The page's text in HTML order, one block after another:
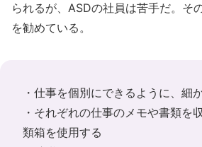
られるが、ASDの社員は苦手だ。そ
を勧めている。
・仕事を個別にできるように、細
・それぞれの仕事のメモや書類を
類箱を使用する